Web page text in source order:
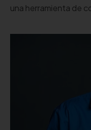
una herramienta de